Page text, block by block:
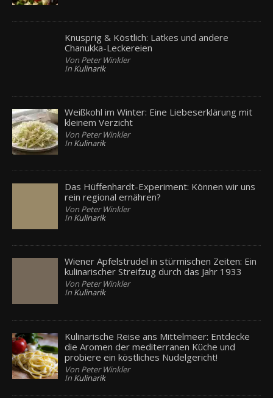
Knusprig & Köstlich: Latkes und andere
Chanukka-Leckereien
Von Peter Winkler
In Kulinarik
Weißkohl im Winter: Eine Liebeserklärung mit
kleinem Verzicht
Von Peter Winkler
In Kulinarik
Das Hüffenhardt-Experiment: Können wir uns
rein regional ernähren?
Von Peter Winkler
In Kulinarik
Wiener Apfelstrudel in stürmischen Zeiten: Ein
kulinarischer Streifzug durch das Jahr 1933
Von Peter Winkler
In Kulinarik
Kulinarische Reise ans Mittelmeer: Entdecke
die Aromen der mediterranen Küche und
probiere ein köstliches Nudelgericht!
Von Peter Winkler
In Kulinarik